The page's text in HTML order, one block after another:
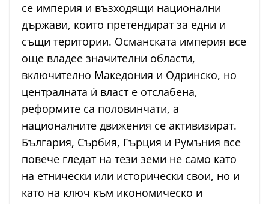
се империя и възходящи национални
държави, които претендират за едни и
същи територии. Османската империя все
още владее значителни области,
включително Македония и Одринско, но
централната ѝ власт е отслабена,
реформите са половинчати, а
националните движения се активизират.
България, Сърбия, Гърция и Румъния все
повече гледат на тези земи не само като
на етнически или исторически свои, но и
като на ключ към икономическо и